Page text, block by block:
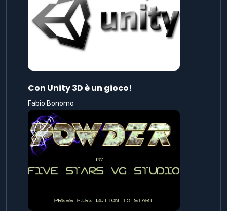
Con Unity 3D è un gioco!
Fabio Bonomo